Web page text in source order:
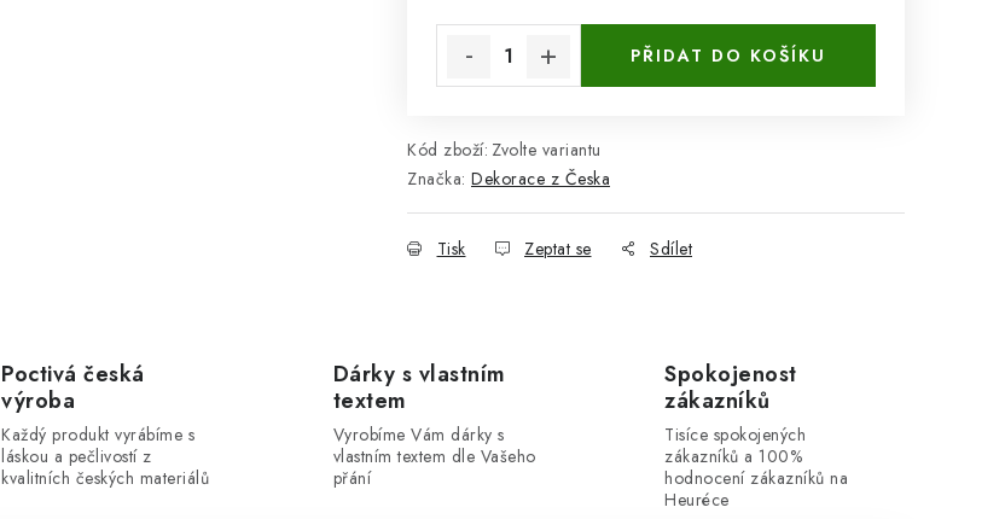
PŘIDAT DO KOŠÍKU
Kód zboží: Zvolte variantu
Značka: Dekorace z Česka
Tisk Zeptat se Sdílet
Poctivá česká
výroba
Každý produkt vyrábíme s
láskou a pečlivostí z
kvalitních českých materiálů
Dárky s vlastním
textem
Vyrobíme Vám dárky s
vlastním textem dle Vašeho
přání
Spokojenost
zákazníků
Tisíce spokojených
zákazníků a 100%
hodnocení zákazníků na
Heuréce